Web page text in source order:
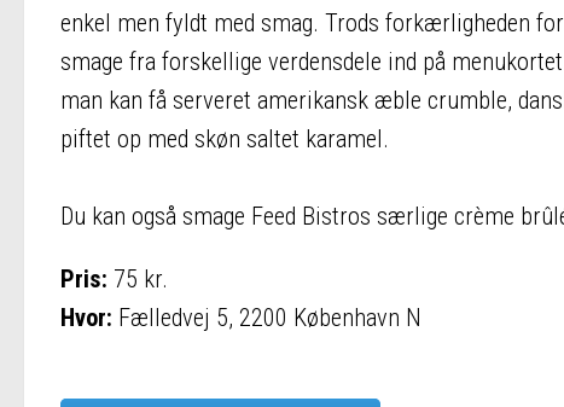
enkel men fyldt med smag. Trods forkærligheden
smage fra forskellige verdensdele ind på
man kan få serveret amerikansk æble crumble,
piftet op med skøn saltet karamel.
Du kan også smage Feed Bistros særlige crème
Pris: 75 kr.
Hvor: Fælledvej 5, 2200 København N